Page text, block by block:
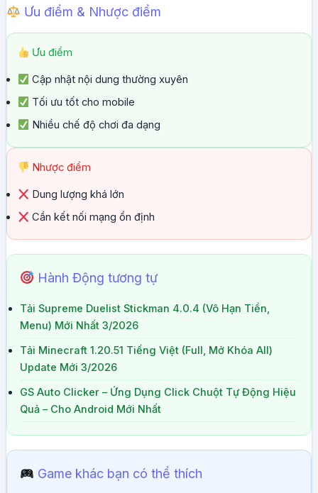
Ưu điểm & Nhược điểm
Ưu điểm
Cập nhật nội dung thường xuyên
Tối ưu tốt cho mobile
Nhiều chế độ chơi đa dạng
Nhược điểm
Dung lượng khá lớn
Cần kết nối mạng ổn định
Hành Động tương tự
Tải Supreme Duelist Stickman 4.0.4 (Vô Hạn Tiền,
Menu) Mới Nhất 3/2026
Tải Minecraft 1.20.51 Tiếng Việt (Full, Mở Khóa All)
Update Mới 3/2026
GS Auto Clicker – Ứng Dụng Click Chuột Tự Động Hiệu
Quả – Cho Android Mới Nhất
Game khác bạn có thể thích